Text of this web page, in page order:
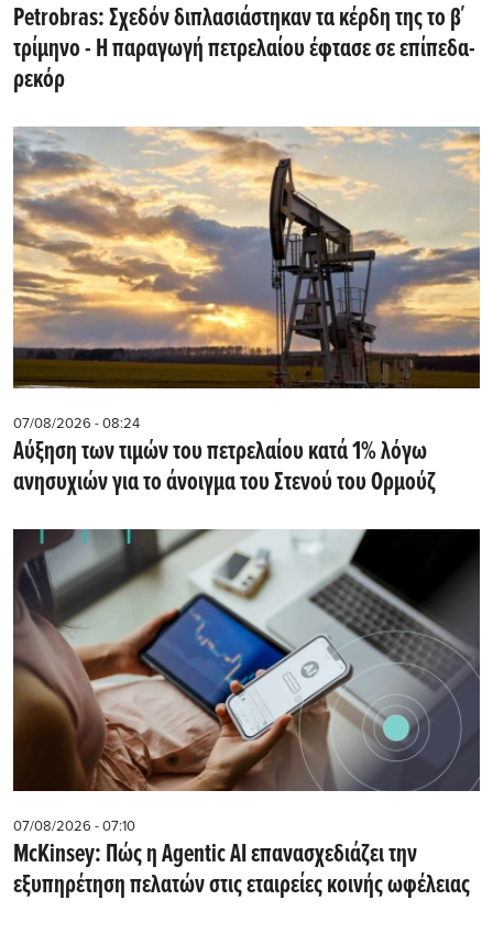
Petrobras: Σχεδόν διπλασιάστηκαν τα κέρδη της το β΄
τρίμηνο - Η παραγωγή πετρελαίου έφτασε σε επίπεδα-
ρεκόρ
07/08/2026 - 08:24
Αύξηση των τιμών του πετρελαίου κατά 1% λόγω
ανησυχιών για το άνοιγμα του Στενού του Ορμούζ
07/08/2026 - 07:10
McKinsey: Πώς η Agentic AI επανασχεδιάζει την
εξυπηρέτηση πελατών στις εταιρείες κοινής ωφέλειας